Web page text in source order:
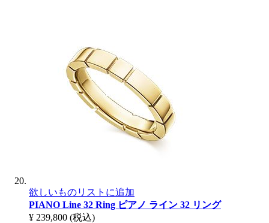
欲しいものリストに追加
PIANO Line 32 Ring ピアノ ライン 32 リング
¥ 239,800 (税込)